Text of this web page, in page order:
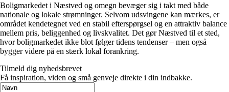
Boligmarkedet i Næstved og omegn bevæger sig i takt med både
nationale og lokale strømninger. Selvom udsvingene kan mærkes, er
området kendetegnet ved en stabil efterspørgsel og en attraktiv balance
mellem pris, beliggenhed og livskvalitet. Det gør Næstved til et sted,
hvor boligmarkedet ikke blot følger tidens tendenser – men også
bygger videre på en stærk lokal forankring.
Tilmeld dig nyhedsbrevet
Få inspiration, viden og små genveje direkte i din indbakke.